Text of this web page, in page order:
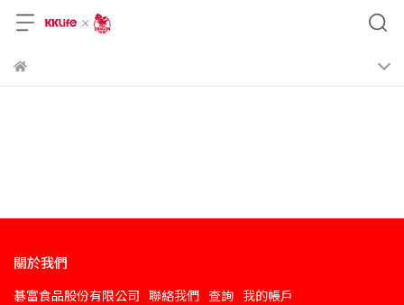
關於我們
碁富食品股份有限公司 聯絡我們 查詢 我的帳戶